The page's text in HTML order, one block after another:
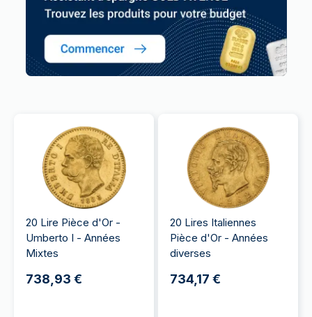
20 Lire Pièce d'Or -
Umberto I - Années
Mixtes
738,93 €
20 Lires Italiennes
Pièce d'Or - Années
diverses
734,17 €